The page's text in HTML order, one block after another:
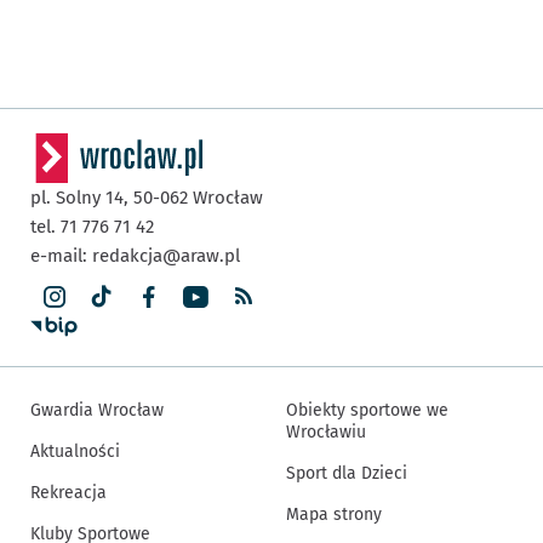
pl. Solny 14, 50-062 Wrocław
tel. 71 776 71 42
e-mail: redakcja@araw.pl
Gwardia Wrocław
Aktualności
Rekreacja
Kluby Sportowe
Obiekty sportowe we
Wrocławiu
Sport dla Dzieci
Mapa strony